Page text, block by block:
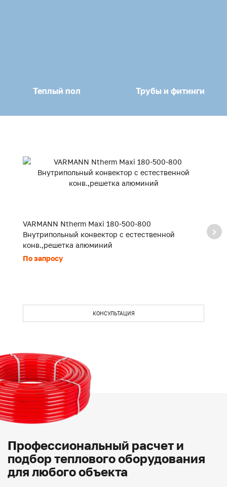
Теплый пол Трубы и фитинги
VARMANN Ntherm Maxi 180-500-800
Внутрипольный конвектор с естественной
конв.,решетка алюминий
По запросу
КОНСУЛЬТАЦИЯ
Профессиональный расчет и
подбор теплового оборудования
для любого объекта